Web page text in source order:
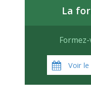
La
Voir